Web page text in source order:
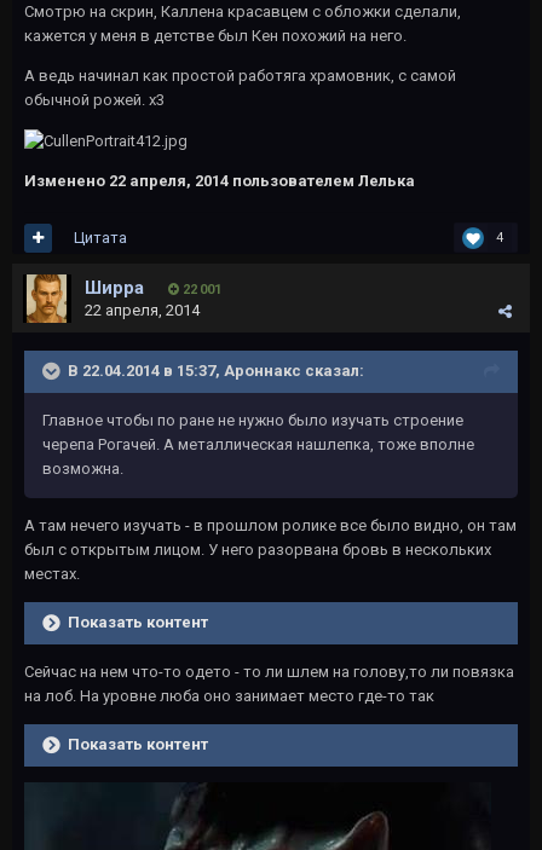
Смотрю на скрин, Каллена красавцем с обложки сделали,
кажется у меня в детстве был Кен похожий на него.
А ведь начинал как простой работяга храмовник, с самой
обычной рожей. х3
Изменено 22 апреля, 2014 пользователем Лелька
4
Цитата
Ширра 22 001
22 апреля, 2014
В 22.04.2014 в 15:37, Ароннакс сказал:
Главное чтобы по ране не нужно было изучать строение
черепа Рогачей. А металлическая нашлепка, тоже вполне
возможна.
А там нечего изучать - в прошлом ролике все было видно, он там
был с открытым лицом. У него разорвана бровь в нескольких
местах.
Показать контент
Сейчас на нем что-то одето - то ли шлем на голову,то ли повязка
на лоб. На уровне люба оно занимает место где-то так
Показать контент